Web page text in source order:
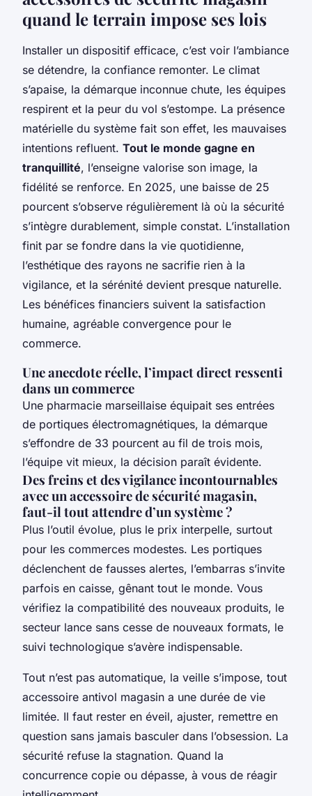
quand le terrain impose ses lois
Installer un dispositif efficace, c’est voir l’ambiance
se détendre, la confiance remonter. Le climat
s’apaise, la démarque inconnue chute, les équipes
respirent et la peur du vol s’estompe. La présence
matérielle du système fait son effet, les mauvaises
intentions refluent. Tout le monde gagne en
tranquillité, l’enseigne valorise son image, la
fidélité se renforce. En 2025, une baisse de 25
pourcent s’observe régulièrement là où la sécurité
s’intègre durablement, simple constat. L’installation
finit par se fondre dans la vie quotidienne,
l’esthétique des rayons ne sacrifie rien à la
vigilance, et la sérénité devient presque naturelle.
Les bénéfices financiers suivent la satisfaction
humaine, agréable convergence pour le
commerce.
Une anecdote réelle, l’impact direct ressenti
dans un commerce
Une pharmacie marseillaise équipait ses entrées
de portiques électromagnétiques, la démarque
s’effondre de 33 pourcent au fil de trois mois,
l’équipe vit mieux, la décision paraît évidente.
Des freins et des vigilance incontournables
avec un accessoire de sécurité magasin,
faut-il tout attendre d’un système ?
Plus l’outil évolue, plus le prix interpelle, surtout
pour les commerces modestes. Les portiques
déclenchent de fausses alertes, l’embarras s’invite
parfois en caisse, gênant tout le monde. Vous
vérifiez la compatibilité des nouveaux produits, le
secteur lance sans cesse de nouveaux formats, le
suivi technologique s’avère indispensable.
Tout n’est pas automatique, la veille s’impose, tout
accessoire antivol magasin a une durée de vie
limitée. Il faut rester en éveil, ajuster, remettre en
question sans jamais basculer dans l’obsession. La
sécurité refuse la stagnation. Quand la
concurrence copie ou dépasse, à vous de réagir